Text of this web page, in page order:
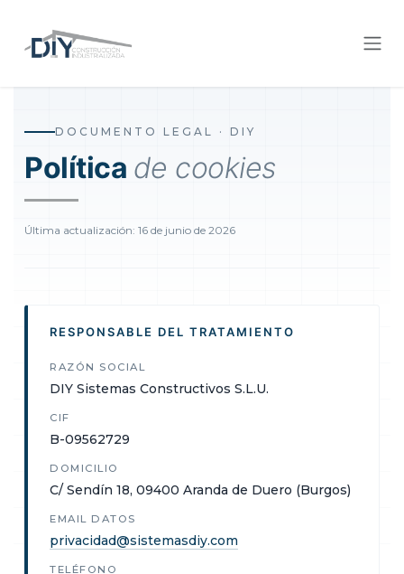
DOCUMENTO LEGAL · DIY
Política de cookies
Última actualización: 16 de junio de 2026
RESPONSABLE DEL TRATAMIENTO
RAZÓN SOCIAL
DIY Sistemas Constructivos S.L.U.
CIF
B-09562729
DOMICILIO
C/ Sendín 18, 09400 Aranda de Duero (Burgos)
EMAIL DATOS
privacidad@sistemasdiy.com
TELÉFONO